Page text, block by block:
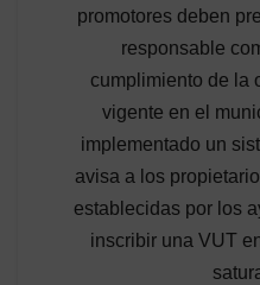
promotores deben
responsable
cumplimiento de la
vigente en el
implementado un
avisa a los
establecidas por los
inscribir una VUT